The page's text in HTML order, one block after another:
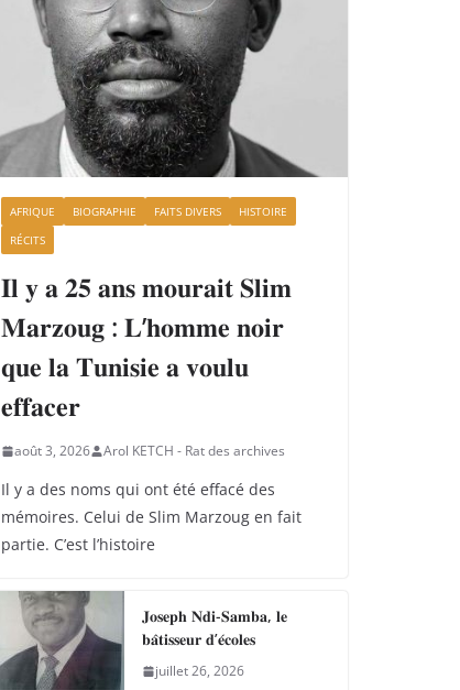
AFRIQUE BIOGRAPHIE FAITS DIVERS
HISTOIRE
RÉCITS
𝐈𝐥 𝐲 𝐚 𝟐𝟓 𝐚𝐧𝐬 𝐦𝐨𝐮𝐫𝐚𝐢𝐭 𝐒𝐥𝐢𝐦
𝐌𝐚𝐫𝐳𝐨𝐮𝐠 : 𝐋’𝐡𝐨𝐦𝐦𝐞 𝐧𝐨𝐢𝐫
𝐪𝐮𝐞 𝐥𝐚 𝐓𝐮𝐧𝐢𝐬𝐢𝐞 𝐚 𝐯𝐨𝐮𝐥𝐮
𝐞𝐟𝐟𝐚𝐜𝐞𝐫
août 3, 2026 Arol KETCH - Rat des archives
Il y a des noms qui ont été effacé des
mémoires. Celui de Slim Marzoug en fait
partie. C’est l’histoire
𝐉𝐨𝐬𝐞𝐩𝐡 𝐍𝐝𝐢-𝐒𝐚𝐦𝐛𝐚, 𝐥𝐞
𝐛𝐚̂𝐭𝐢𝐬𝐬𝐞𝐮𝐫 𝐝’𝐞́𝐜𝐨𝐥𝐞𝐬
juillet 26, 2026